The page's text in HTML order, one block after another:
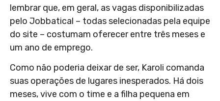
lembrar que, em geral, as vagas disponibilizadas
pelo Jobbatical – todas selecionadas pela equipe
do site – costumam oferecer entre três meses e
um ano de emprego.
Como não poderia deixar de ser, Karoli comanda
suas operações de lugares inesperados. Há dois
meses, vive com o time e a filha pequena em